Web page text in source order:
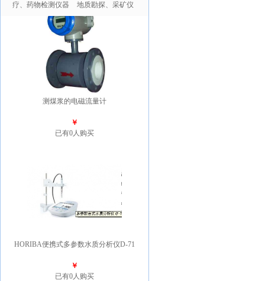
疗、药物检测仪器
地质勘探、采矿仪
测煤浆的电磁流量计
￥
已有0人购买
HORIBA便携式多参数水质分析仪D-71
￥
已有0人购买